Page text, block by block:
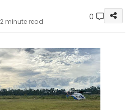
2 minute read 0